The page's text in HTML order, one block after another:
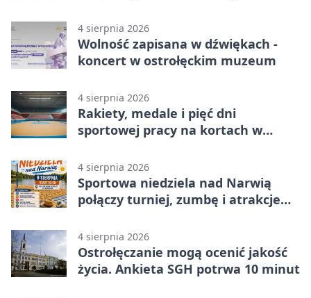
4 sierpnia 2026
Wolność zapisana w dźwiękach -
koncert w ostrołęckim muzeum
4 sierpnia 2026
Rakiety, medale i pięć dni
sportowej pracy na kortach w
4 sierpnia 2026
Sportowa niedziela nad Narwią
połączy turniej, zumbę i atrakcje
4 sierpnia 2026
Ostrołęczanie mogą ocenić jakość
życia. Ankieta SGH potrwa 10 minut